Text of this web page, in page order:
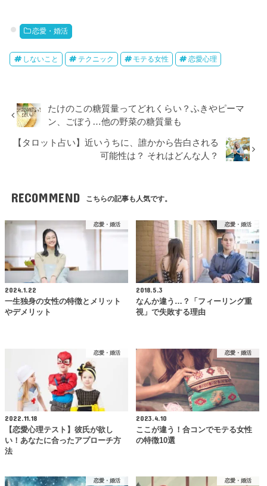
恋愛・婚活
しないこと テクニック モテる女性 恋愛心理
たけのこの糖質量ってどれくらい？ふきやピーマ
ン、ごぼう…他の野菜の糖質量も
【タロット占い】近いうちに、誰かから告白される
可能性は？ それはどんな人？
RECOMMEND こちらの記事も人気です。
恋愛・婚活
2024.1.22
一生独身の女性の特徴とメリット
やデメリット
恋愛・婚活
2018.5.3
なんか違う…？「フィーリング重
視」で失敗する理由
恋愛・婚活
2022.11.18
【恋愛心理テスト】彼氏が欲し
い！あなたに合ったアプローチ方
法
恋愛・婚活
2023.4.10
ここが違う！合コンでモテる女性
の特徴10選
恋愛・婚活 恋愛・婚活